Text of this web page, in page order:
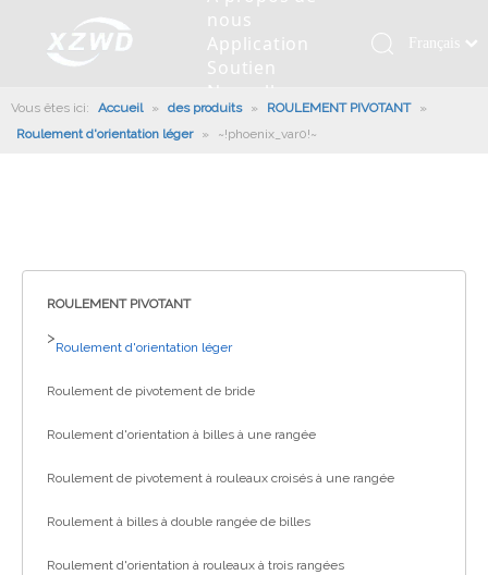
Roulement pivotant
nous
Profil de la société
Équipements de test
Application
Machines d'ingénierie
Robot De Soudage
Soutien
Installation de roulement
Fabrication
Nouvelles
Anneaux de pivotement
Nouvelles de l'industrie
Contactez
nous
Français
românesc
Italiano
Vous êtes ici: Accueil » des produits » ROULEMENT PIVOTANT
»
Roulement d'orientation léger
» ~!phoenix_var0!~
ROULEMENT PIVOTANT
>
Roulement d'orientation léger
Roulement de pivotement de bride
Roulement d'orientation à billes à une rangée
Roulement de pivotement à rouleaux croisés à une rangée
Roulement à billes à double rangée de billes
Roulement d'orientation à rouleaux à trois rangées